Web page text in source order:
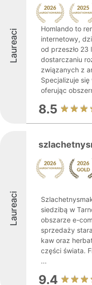
Laureaci
Homlando to
internetowy,
od przeszło 23
dostarczaniu
związanych z
Specjalizuje
oferując
8.5
Laureaci
siedzibą w
obszarze e-
sprzedaży
kaw oraz
części świata.
...
9.4